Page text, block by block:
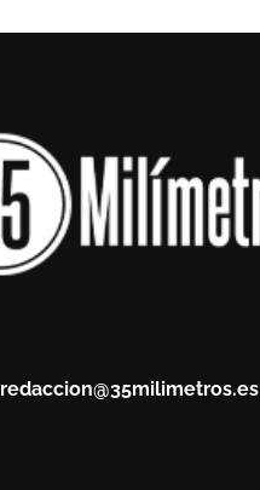
redaccion@35milimetros.es